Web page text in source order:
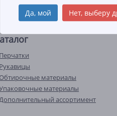
Да, мой
Нет, выберу
Перчатки
Рукавицы
Обтирочные материалы
материалы
ассортимент